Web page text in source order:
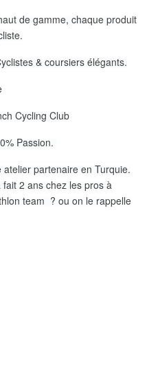
de gamme, chaque produit
& coursiers élégants.
Cycling Club
Passion.
partenaire en Turquie.
2 ans chez les pros à
team ? ou on le rappelle